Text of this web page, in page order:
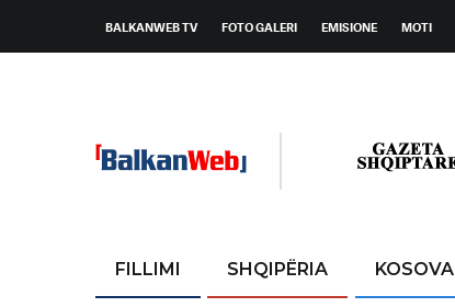
BALKANWEB TV FOTO GALERI EMISIONE MOTI
FILLIMI SHQIPËRIA KOSOVA